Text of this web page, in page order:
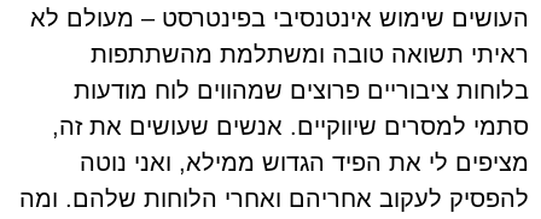
העושים שימוש אינטנסיבי בפינטרסט – מעולם לא
ראיתי תשואה טובה ומשתלמת מהשתתפות
בלוחות ציבוריים פרוצים שמהווים לוח מודעות
סתמי למסרים שיווקיים. אנשים שעושים את זה,
מציפים לי את הפיד הגדוש ממילא, ואני נוטה
להפסיק לעקוב אחריהם ואחרי הלוחות שלהם. ומה